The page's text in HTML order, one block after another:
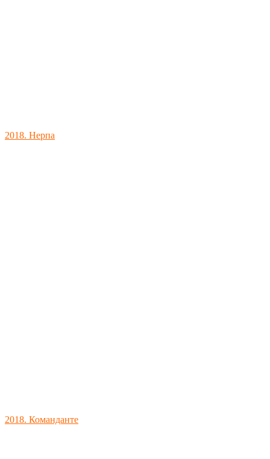
2018. Нерпа
2018. Команданте